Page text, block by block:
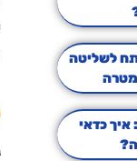
לשליטה
איך כדאי